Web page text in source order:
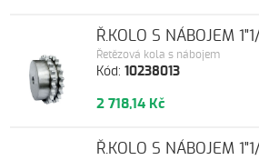
Kód:10238013
Řetězová kola s nábojem
Ř.KOLO S NÁBOJEM
2 718,14 Kč
Ř.KOLO S NÁBOJEM